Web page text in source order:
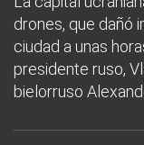
drones, que dañó
ciudad a unas
presidente ruso,
bielorruso